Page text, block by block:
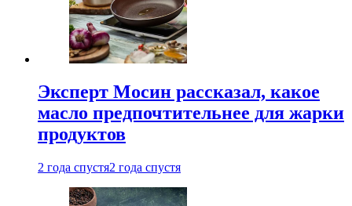
Эксперт Мосин рассказал, какое
масло предпочтительнее для жарки
продуктов
2 года спустя2 года спустя